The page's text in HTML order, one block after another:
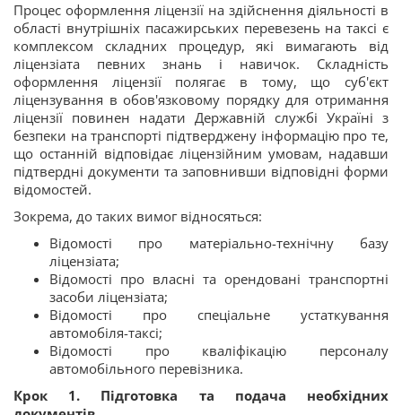
Процес оформлення ліцензії на здійснення діяльності в
області внутрішніх пасажирських перевезень на таксі є
комплексом складних процедур, які вимагають від
ліцензіата певних знань і навичок. Складність
оформлення ліцензії полягає в тому, що суб'єкт
ліцензування в обов'язковому порядку для отримання
ліцензії повинен надати Державній службі Україні з
безпеки на транспорті підтверджену інформацію про те,
що останній відповідає ліцензійним умовам, надавши
підтвердні документи та заповнивши відповідні форми
відомостей.
Зокрема, до таких вимог відносяться:
Відомості про матеріально-технічну базу
ліцензіата;
Відомості про власні та орендовані транспортні
засоби ліцензіата;
Відомості про спеціальне устаткування
автомобіля-таксі;
Відомості про кваліфікацію персоналу
автомобільного перевізника.
Крок 1. Підготовка та подача необхідних